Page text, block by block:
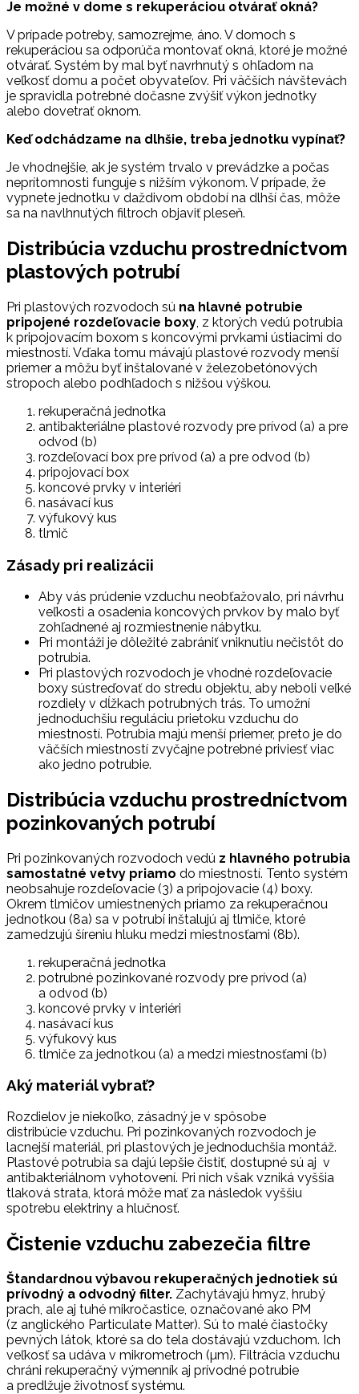
Je možné v dome s rekuperáciou otvárať okná?
V prípade potreby, samozrejme, áno. V domoch s
rekuperáciou sa odporúča montovať okná, ktoré je možné
otvárať. Systém by mal byť navrhnutý s ohľadom na
veľkosť domu a počet obyvateľov. Pri väčších návštevách
je spravidla potrebné dočasne zvýšiť výkon jednotky
alebo dovetrať oknom.
Keď odchádzame na dlhšie, treba jednotku vypínať?
Je vhodnejšie, ak je systém trvalo v prevádzke a počas
neprítomnosti funguje s nižším výkonom. V prípade, že
vypnete jednotku v daždivom období na dlhší čas, môže
sa na navlhnutých filtroch objaviť pleseň.
Distribúcia vzduchu prostredníctvom
plastových potrubí
Pri plastových rozvodoch sú na hlavné potrubie
pripojené rozdeľovacie boxy, z ktorých vedú potrubia
k pripojovacím boxom s koncovými prvkami ústiacimi do
miestností. Vďaka tomu mávajú plastové rozvody menší
priemer a môžu byť inštalované v železobetónových
stropoch alebo podhľadoch s nižšou výškou.
rekuperačná jednotka
antibakteriálne plastové rozvody pre prívod (a) a pre
odvod (b)
rozdeľovací box pre prívod (a) a pre odvod (b)
pripojovací box
koncové prvky v interiéri
nasávací kus
výfukový kus
tlmič
Zásady pri realizácii
Aby vás prúdenie vzduchu neobťažovalo, pri návrhu
veľkosti a osadenia koncových prvkov by malo byť
zohľadnené aj rozmiestnenie nábytku.
Pri montáži je dôležité zabrániť vniknutiu nečistôt do
potrubia.
Pri plastových rozvodoch je vhodné rozdeľovacie
boxy sústreďovať do stredu objektu, aby neboli veľké
rozdiely v dĺžkach potrubných trás. To umožní
jednoduchšiu reguláciu prietoku vzduchu do
miestností. Potrubia majú menší priemer, preto je do
väčších miestností zvyčajne potrebné priviesť viac
ako jedno potrubie.
Distribúcia vzduchu prostredníctvom
pozinkovaných potrubí
Pri pozinkovaných rozvodoch vedú z hlavného potrubia
samostatné vetvy priamo do miestností. Tento systém
neobsahuje rozdeľovacie (3) a pripojovacie (4) boxy.
Okrem tlmičov umiestnených priamo za rekuperačnou
jednotkou (8a) sa v potrubí inštalujú aj tlmiče, ktoré
zamedzujú šíreniu hluku medzi miestnosťami (8b).
rekuperačná jednotka
potrubné pozinkované rozvody pre prívod (a)
a odvod (b)
koncové prvky v interiéri
nasávací kus
výfukový kus
tlmiče za jednotkou (a) a medzi miestnosťami (b)
Aký materiál vybrať?
Rozdielov je niekoľko, zásadný je v spôsobe
distribúcie vzduchu. Pri pozinkovaných rozvodoch je
lacnejší materiál, pri plastových je jednoduchšia montáž.
Plastové potrubia sa dajú lepšie čistiť, dostupné sú aj v
antibakteriálnom vyhotovení. Pri nich však vzniká vyššia
tlaková strata, ktorá môže mať za následok vyššiu
spotrebu elektriny a hlučnosť.
Čistenie vzduchu zabezečia filtre
Štandardnou výbavou rekuperačných jednotiek sú
prívodný a odvodný filter. Zachytávajú hmyz, hrubý
prach, ale aj tuhé mikročastice, označované ako PM
(z anglického Particulate Matter). Sú to malé čiastočky
pevných látok, ktoré sa do tela dostávajú vzduchom. Ich
veľkosť sa udáva v mikrometroch (µm). Filtrácia vzduchu
chráni rekuperačný výmenník aj prívodné potrubie
a predlžuje životnosť systému.